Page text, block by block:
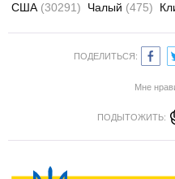
США (30291) Чалый (475)
ПОДЕЛИТЬСЯ:
Мне
ПОДЫТОЖИТЬ: